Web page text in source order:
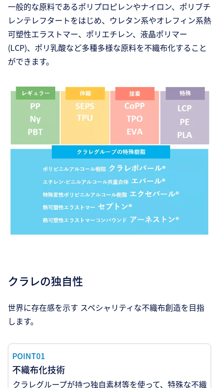
一般的な原料であるポリプロピレンやナイロン、ポリブチ
レンテレフタートをはじめ、ウレタン系やオレフィン系熱
可塑性エラストマー、ポリエチレン、液晶ポリマー
(LCP)、ポリ乳酸など多種多様な原料を不織布化すること
ができます。
クラレの独自性
世界に存在感を示す スペシャリティな不織布創造を目指
します。
POINT01
不織布化技術
クラレグループが持つ独自素材等を使って、特殊な不織